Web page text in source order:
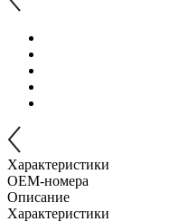
Характеристики
OEM-номера
Описание
Характеристики